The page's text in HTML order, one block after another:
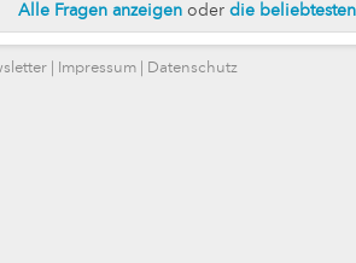
Alle Fragen anzeigen oder die beliebtesten
Impressum Datenschutz